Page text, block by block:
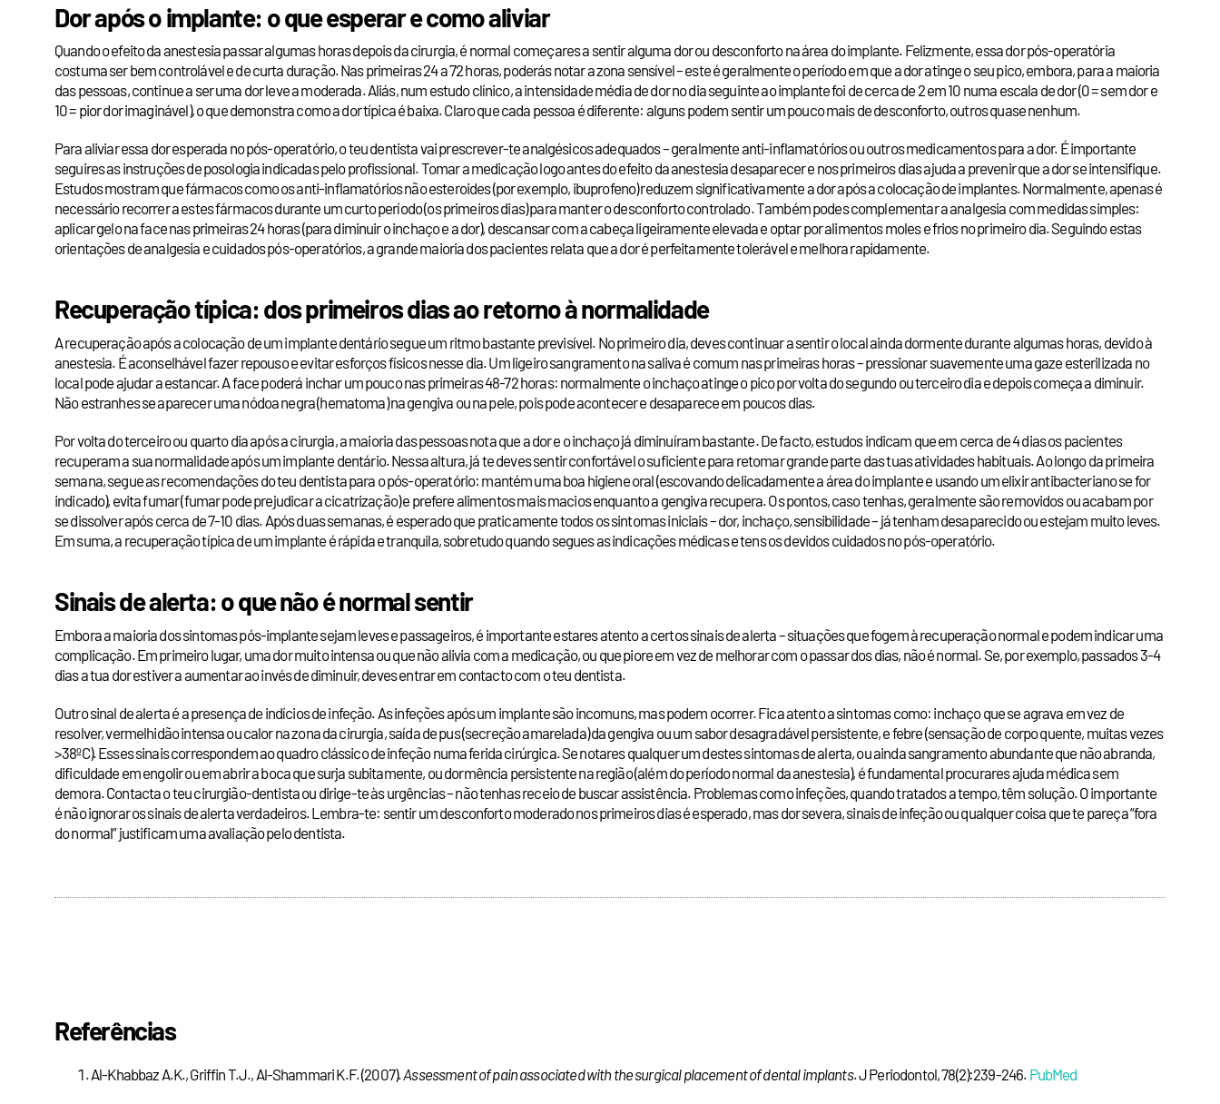
Dor após o implante: o que esperar e como aliviar
Quando o efeito da anestesia passar algumas horas depois da cirurgia, é normal começares a sentir alguma dor ou desconforto na área do implante. Felizmente, essa dor pós-operatória
costuma ser bem controlável e de curta duração. Nas primeiras 24 a 72 horas, poderás notar a zona sensível – este é geralmente o período em que a dor atinge o seu pico, embora, para a maioria
das pessoas, continue a ser uma dor leve a moderada. Aliás, num estudo clínico, a intensidade média de dor no dia seguinte ao implante foi de cerca de 2 em 10 numa escala de dor (0 = sem dor e
10 = pior dor imaginável), o que demonstra como a dor típica é baixa. Claro que cada pessoa é diferente: alguns podem sentir um pouco mais de desconforto, outros quase nenhum.
Para aliviar essa dor esperada no pós-operatório, o teu dentista vai prescrever-te analgésicos adequados – geralmente anti-inflamatórios ou outros medicamentos para a dor. É importante
seguires as instruções de posologia indicadas pelo profissional. Tomar a medicação logo antes do efeito da anestesia desaparecer e nos primeiros dias ajuda a prevenir que a dor se intensifique.
Estudos mostram que fármacos como os anti-inflamatórios não esteroides (por exemplo, ibuprofeno) reduzem significativamente a dor após a colocação de implantes. Normalmente, apenas é
necessário recorrer a estes fármacos durante um curto período (os primeiros dias) para manter o desconforto controlado. Também podes complementar a analgesia com medidas simples:
aplicar gelo na face nas primeiras 24 horas (para diminuir o inchaço e a dor), descansar com a cabeça ligeiramente elevada e optar por alimentos moles e frios no primeiro dia. Seguindo estas
orientações de analgesia e cuidados pós-operatórios, a grande maioria dos pacientes relata que a dor é perfeitamente tolerável e melhora rapidamente.
Recuperação típica: dos primeiros dias ao retorno à normalidade
A recuperação após a colocação de um implante dentário segue um ritmo bastante previsível. No primeiro dia, deves continuar a sentir o local ainda dormente durante algumas horas, devido à
anestesia. É aconselhável fazer repouso e evitar esforços físicos nesse dia. Um ligeiro sangramento na saliva é comum nas primeiras horas – pressionar suavemente uma gaze esterilizada no
local pode ajudar a estancar. A face poderá inchar um pouco nas primeiras 48-72 horas: normalmente o inchaço atinge o pico por volta do segundo ou terceiro dia e depois começa a diminuir.
Não estranhes se aparecer uma nódoa negra (hematoma) na gengiva ou na pele, pois pode acontecer e desaparece em poucos dias.
Por volta do terceiro ou quarto dia após a cirurgia, a maioria das pessoas nota que a dor e o inchaço já diminuíram bastante. De facto, estudos indicam que em cerca de 4 dias os pacientes
recuperam a sua normalidade após um implante dentário. Nessa altura, já te deves sentir confortável o suficiente para retomar grande parte das tuas atividades habituais. Ao longo da primeira
semana, segue as recomendações do teu dentista para o pós-operatório: mantém uma boa higiene oral (escovando delicadamente a área do implante e usando um elixir antibacteriano se for
indicado), evita fumar (fumar pode prejudicar a cicatrização) e prefere alimentos mais macios enquanto a gengiva recupera. Os pontos, caso tenhas, geralmente são removidos ou acabam por
se dissolver após cerca de 7-10 dias. Após duas semanas, é esperado que praticamente todos os sintomas iniciais – dor, inchaço, sensibilidade – já tenham desaparecido ou estejam muito leves.
Em suma, a recuperação típica de um implante é rápida e tranquila, sobretudo quando segues as indicações médicas e tens os devidos cuidados no pós-operatório.
Sinais de alerta: o que não é normal sentir
Embora a maioria dos sintomas pós-implante sejam leves e passageiros, é importante estares atento a certos sinais de alerta – situações que fogem à recuperação normal e podem indicar uma
complicação. Em primeiro lugar, uma dor muito intensa ou que não alivia com a medicação, ou que piore em vez de melhorar com o passar dos dias, não é normal. Se, por exemplo, passados 3-4
dias a tua dor estiver a aumentar ao invés de diminuir, deves entrar em contacto com o teu dentista.
Outro sinal de alerta é a presença de indícios de infeção. As infeções após um implante são incomuns, mas podem ocorrer. Fica atento a sintomas como: inchaço que se agrava em vez de
resolver, vermelhidão intensa ou calor na zona da cirurgia, saída de pus (secreção amarelada) da gengiva ou um sabor desagradável persistente, e febre (sensação de corpo quente, muitas vezes
>38ºC). Esses sinais correspondem ao quadro clássico de infeção numa ferida cirúrgica. Se notares qualquer um destes sintomas de alerta, ou ainda sangramento abundante que não abranda,
dificuldade em engolir ou em abrir a boca que surja subitamente, ou dormência persistente na região (além do período normal da anestesia), é fundamental procurares ajuda médica sem
demora. Contacta o teu cirurgião-dentista ou dirige-te às urgências – não tenhas receio de buscar assistência. Problemas como infeções, quando tratados a tempo, têm solução. O importante
é não ignorar os sinais de alerta verdadeiros. Lembra-te: sentir um desconforto moderado nos primeiros dias é esperado, mas dor severa, sinais de infeção ou qualquer coisa que te pareça “fora
do normal” justificam uma avaliação pelo dentista.
Referências
Al-Khabbaz A.K., Griffin T.J., Al-Shammari K.F. (2007).Assessment of pain associated with the surgical placement of dental implants. J Periodontol, 78(2):239-246. PubMed